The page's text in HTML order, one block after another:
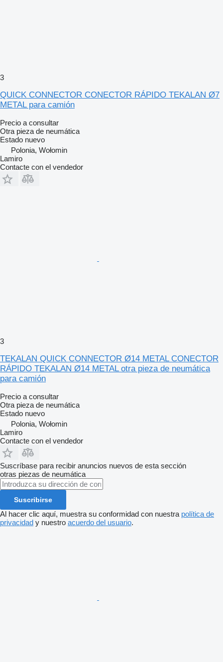
3
QUICK CONNECTOR CONECTOR RÁPIDO TEKALAN Ø7
METAL para camión
Precio a consultar
Otra pieza de neumática
Estado nuevo
Polonia, Wołomin
Lamiro
Contacte con el vendedor
3
TEKALAN QUICK CONNECTOR Ø14 METAL CONECTOR
RÁPIDO TEKALAN Ø14 METAL otra pieza de neumática
para camión
Precio a consultar
Otra pieza de neumática
Estado nuevo
Polonia, Wołomin
Lamiro
Contacte con el vendedor
Suscríbase para recibir anuncios nuevos de esta sección
otras piezas de neumática
Suscribirse
Al hacer clic aquí, muestra su conformidad con nuestra política de
privacidad y nuestro acuerdo del usuario.